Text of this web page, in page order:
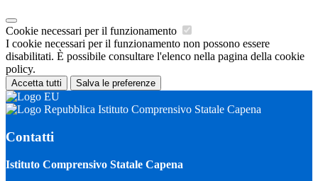
Cookie necessari per il funzionamento
I cookie necessari per il funzionamento non possono essere
disabilitati. È possibile consultare l'elenco nella pagina della cookie
policy.
Accetta tutti Salva le preferenze
Istituto Comprensivo Statale Capena
Contatti
Istituto Comprensivo Statale Capena